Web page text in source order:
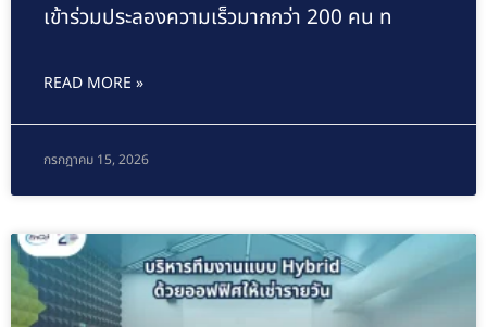
เข้าร่วมประลองความเร็วมากกว่า 200 คน ท
READ MORE »
กรกฎาคม 15, 2026